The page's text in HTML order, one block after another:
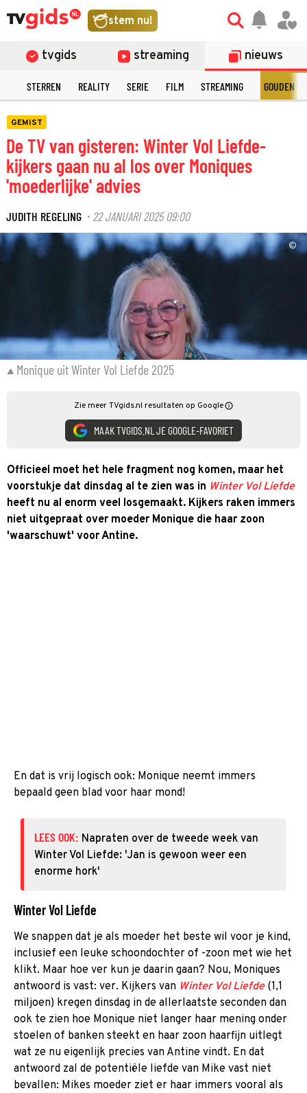
stem nu!
tvgids streaming nieuws
STERREN REALITY SERIE FILM STREAMING GOUDEN
GEMIST
De TV van gisteren: Winter Vol Liefde-
kijkers gaan nu al los over Moniques
'moederlijke' advies
JUDITH REGELING · 22 JANUARI 2025 09:00
©
Monique uit Winter Vol Liefde 2025
Zie meer TVgids.nl resultaten op Google
MAAK TVGIDS.NL JE GOOGLE-FAVORIET
Officieel moet het hele fragment nog komen, maar het
voorstukje dat dinsdag al te zien was in Winter Vol Liefde
heeft nu al enorm veel losgemaakt. Kijkers raken immers
niet uitgepraat over moeder Monique die haar zoon
'waarschuwt' voor Antine.
En dat is vrij logisch ook: Monique neemt immers
bepaald geen blad voor haar mond!
LEES OOK: Napraten over de tweede week van
Winter Vol Liefde: 'Jan is gewoon weer een
enorme hork'
Winter Vol Liefde
We snappen dat je als moeder het beste wil voor je kind,
inclusief een leuke schoondochter of -zoon met wie het
klikt. Maar hoe ver kun je daarin gaan? Nou, Moniques
antwoord is vast: ver. Kijkers van Winter Vol Liefde(1,1
miljoen) kregen dinsdag in de allerlaatste seconden dan
ook te zien hoe Monique niet langer haar mening onder
stoelen of banken steekt en haar zoon haarfijn uitlegt
wat ze nu eigenlijk precies van Antine vindt. En dat
antwoord zal de potentiële liefde van Mike vast niet
bevallen: Mikes moeder ziet er haar immers vooral als